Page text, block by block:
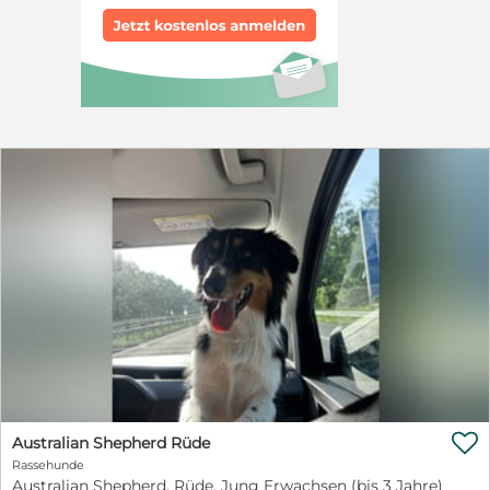
unsere Hunde : komplett geimpft mehrfach entwurmt
und entfloht gechipt kastriert auf
Mittelmeerkrankheiten getestet und besitzen einen EU-
Heimtierausweis. Weitere Informationen und Bilder
finden Sie auf unserer Homepage: www.tierhilfe-costa-
oder Rosi Hennings 0172-2744717. Hier finden Sie unser
Vermittlungsformular: https://relaunch.tierhilfe-costa-
del-almeria.de/adoptionsformular. Sollten Sie einem
unserer Feuchtnasen eine PFLEGESTELLE bieten
wollen, melden Sie sich bitte unter 0162-7756453 oder
kristina.haag@tierhilfe-costa-del-almeria.de .
Australian Shepherd Rüde
Rassehunde
Australian Shepherd, Rüde, Jung Erwachsen (bis 3 Jahre)
